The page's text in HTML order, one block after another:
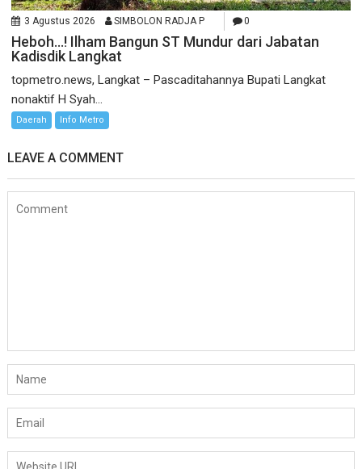
3 Agustus 2026 SIMBOLON RADJA P 0
Heboh…! Ilham Bangun ST Mundur dari Jabatan
Kadisdik Langkat
topmetro.news, Langkat – Pascaditahannya Bupati Langkat
nonaktif H Syah...
Daerah Info Metro
LEAVE A COMMENT